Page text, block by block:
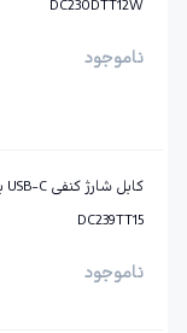
DC230DTT12W
ناموجود
DC239TT15
ناموجود